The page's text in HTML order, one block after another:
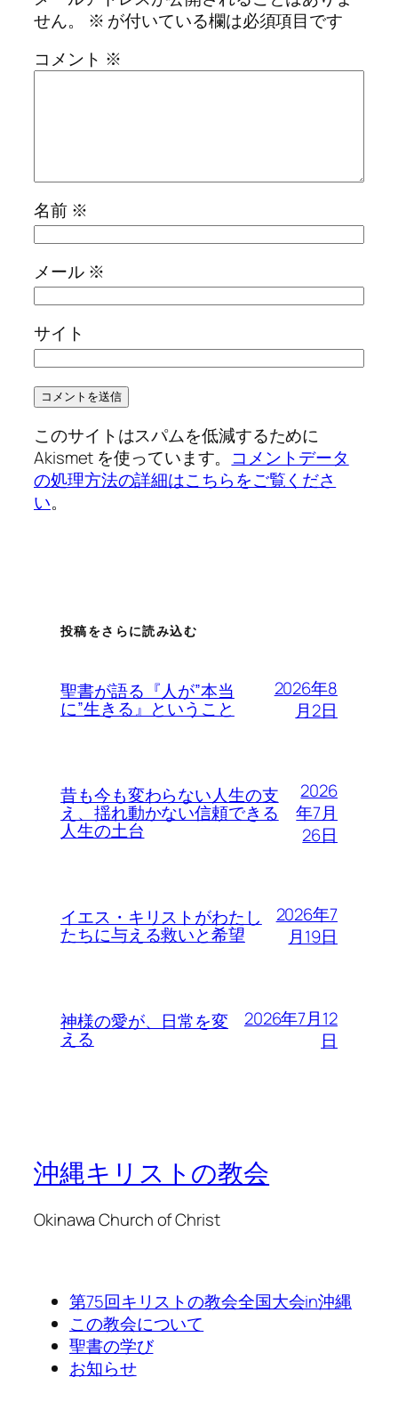
せん。
※ が付いている欄は必須項目です
コメント ※
名前 ※
メール ※
サイト
このサイトはスパムを低減するために
Akismet を使っています。 コメントデータ
の処理方法の詳細はこちらをご覧くださ
い。
投稿をさらに読み込む
聖書が語る『人が”本当
に”生きる』ということ
2026年8
月2日
昔も今も変わらない人生の支
え、揺れ動かない信頼できる
人生の土台
2026
年7月
26日
イエス・キリストがわたし
たちに与える救いと希望
2026年7
月19日
神様の愛が、日常を変
える
2026年7月12
日
沖縄キリストの教会
Okinawa Church of Christ
第75回キリストの教会全国大会in沖縄
この教会について
聖書の学び
お知らせ